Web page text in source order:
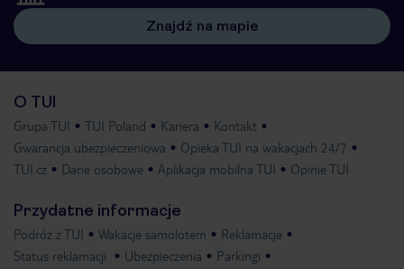
Znajdź na mapie
O TUI
Grupa TUI TUI Poland Kariera
Kontakt
Gwarancja ubezpieczeniowa
Opieka TUI na wakacjach 24/7
TUI.cz
Dane osobowe Aplikacja mobilna TUI Opinie TUI
Przydatne informacje
Podróż z TUI Wakacje samolotem
Reklamacje
Status reklamacji
Ubezpieczenia Parkingi